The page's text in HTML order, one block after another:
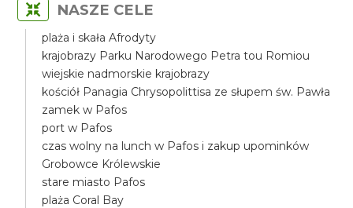
NASZE CELE
plaża i skała Afrodyty
krajobrazy Parku Narodowego Petra tou Romiou
wiejskie nadmorskie krajobrazy
kościół Panagia Chrysopolittisa ze słupem św. Pawła
zamek w Pafos
port w Pafos
czas wolny na lunch w Pafos i zakup upominków
Grobowce Królewskie
stare miasto Pafos
plaża Coral Bay